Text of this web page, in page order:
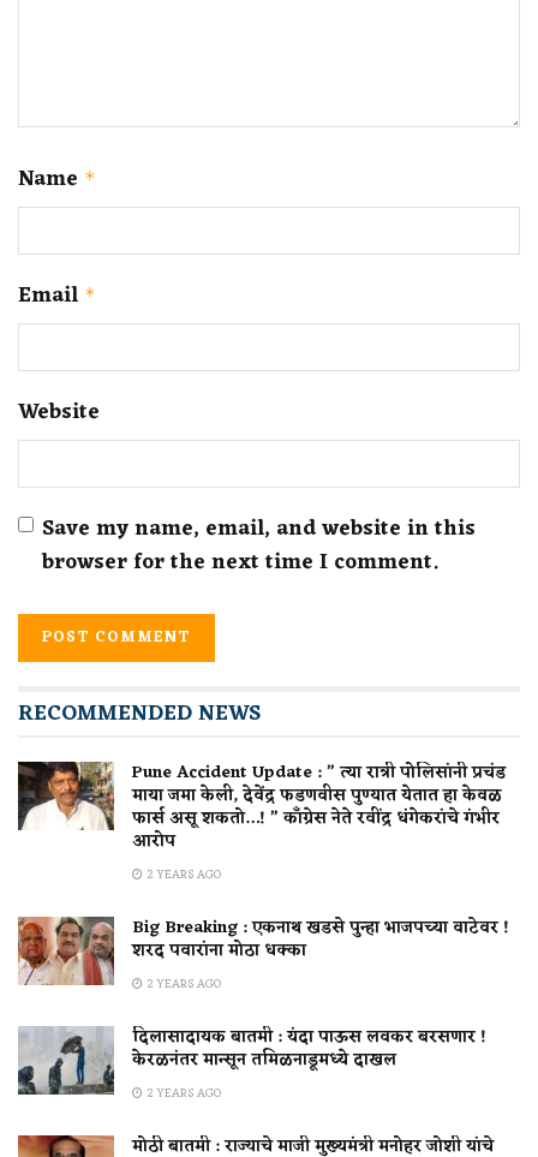
Name *
Email *
Website
Save my name, email, and website in this
browser for the next time I comment.
RECOMMENDED NEWS
Pune Accident Update : ” त्या रात्री पोलिसांनी प्रचंड
माया जमा केली, देवेंद्र फडणवीस पुण्यात येतात हा केवळ
फार्स असू शकतो…! ” काँग्रेस नेते रवींद्र धंगेकरांचे गंभीर
आरोप
2 YEARS AGO
Big Breaking : एकनाथ खडसे पुन्हा भाजपच्या वाटेवर !
शरद पवारांना मोठा धक्का
2 YEARS AGO
दिलासादायक बातमी : यंदा पाऊस लवकर बरसणार !
केरळनंतर मान्सून तमिळनाडूमध्ये दाखल
2 YEARS AGO
मोठी बातमी : राज्याचे माजी मुख्यमंत्री मनोहर जोशी यांचे